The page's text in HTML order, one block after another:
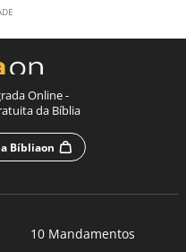
Online -
da Bíblia
Bíbliaon
10 Mandamentos